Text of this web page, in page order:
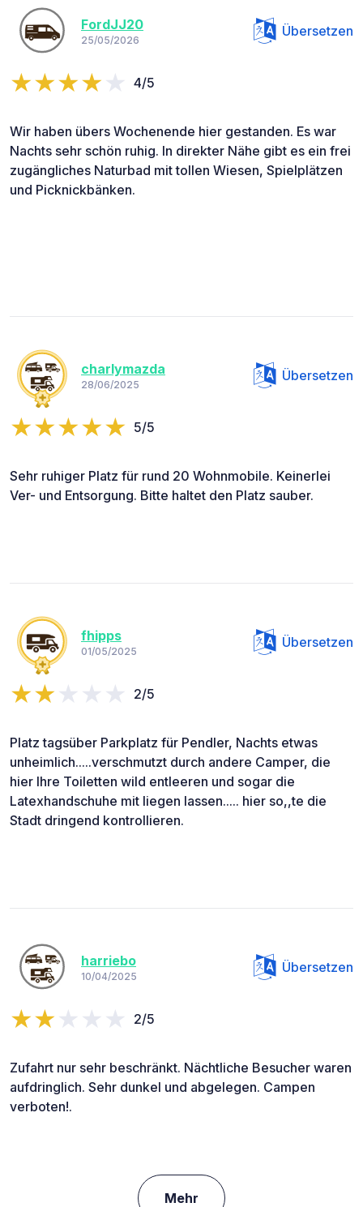
FordJJ20
25/05/2026
Übersetzen
4/5
Wir haben übers Wochenende hier gestanden. Es war
Nachts sehr schön ruhig. In direkter Nähe gibt es ein frei
zugängliches Naturbad mit tollen Wiesen, Spielplätzen
und Picknickbänken.
charlymazda
28/06/2025
Übersetzen
5/5
Sehr ruhiger Platz für rund 20 Wohnmobile. Keinerlei
Ver- und Entsorgung. Bitte haltet den Platz sauber.
fhipps
01/05/2025
Übersetzen
2/5
Platz tagsüber Parkplatz für Pendler, Nachts etwas
unheimlich.....verschmutzt durch andere Camper, die
hier Ihre Toiletten wild entleeren und sogar die
Latexhandschuhe mit liegen lassen..... hier so,,te die
Stadt dringend kontrollieren.
harriebo
10/04/2025
Übersetzen
2/5
Zufahrt nur sehr beschränkt. Nächtliche Besucher waren
aufdringlich. Sehr dunkel und abgelegen. Campen
verboten!.
Mehr